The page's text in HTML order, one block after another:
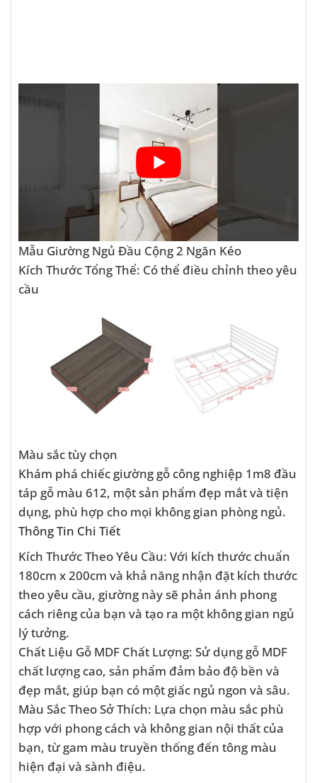
Mẫu Giường Ngủ Đầu Cộng 2 Ngăn Kéo
Kích Thước Tổng Thể: Có thể điều chỉnh theo yêu
cầu
Màu sắc tùy chọn
Khám phá chiếc giường gỗ công nghiệp 1m8 đầu
táp gỗ màu 612, một sản phẩm đẹp mắt và tiện
dụng, phù hợp cho mọi không gian phòng ngủ.
Thông Tin Chi Tiết
Kích Thước Theo Yêu Cầu: Với kích thước chuẩn
180cm x 200cm và khả năng nhận đặt kích thước
theo yêu cầu, giường này sẽ phản ánh phong
cách riêng của bạn và tạo ra một không gian ngủ
lý tưởng.
Chất Liệu Gỗ MDF Chất Lượng: Sử dụng gỗ MDF
chất lượng cao, sản phẩm đảm bảo độ bền và
đẹp mắt, giúp bạn có một giấc ngủ ngon và sâu.
Màu Sắc Theo Sở Thích: Lựa chọn màu sắc phù
hợp với phong cách và không gian nội thất của
bạn, từ gam màu truyền thống đến tông màu
hiện đại và sành điệu.